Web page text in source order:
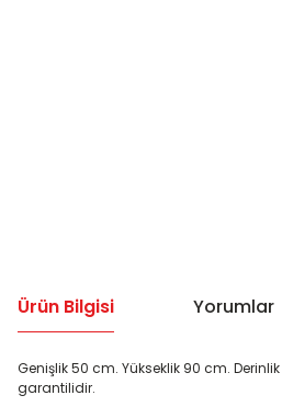
Ürün Bilgisi Yorumlar
Genişlik 50 cm. Yükseklik 90 cm.
garantilidir.